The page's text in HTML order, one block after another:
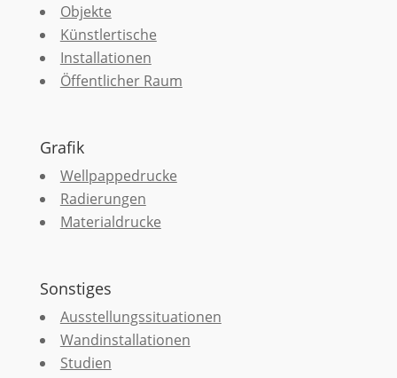
Objekte
Künstlertische
Installationen
Öffentlicher Raum
Grafik
Wellpappedrucke
Radierungen
Materialdrucke
Sonstiges
Ausstellungssituationen
Wandinstallationen
Studien